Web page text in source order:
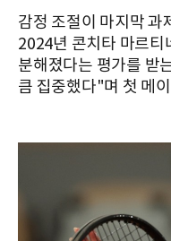
감정 조절이 마지막 과
2024년 콘치타 마르티
분해졌다는 평가를 받
큼 집중했다"며 첫 메